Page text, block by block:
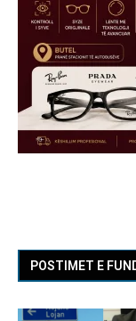
POSTIMET E